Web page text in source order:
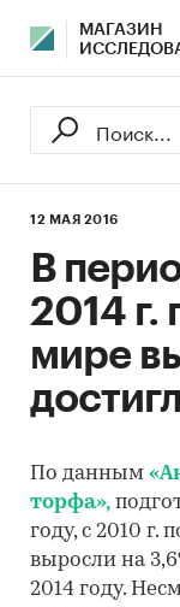
МАГАЗИН
12 МАЯ 2016
В
2014 г.
мире
По данным
торфа»,
году, с 2010 г.
выросли на
2014 году.